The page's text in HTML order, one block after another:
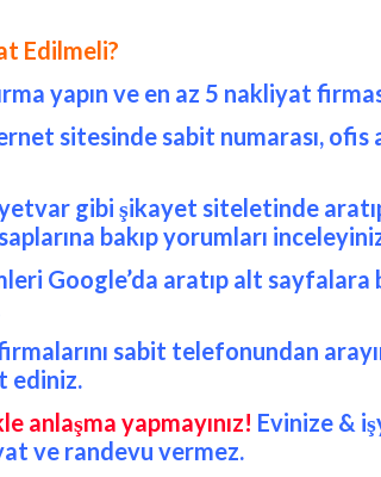
Edilmeli?
yapın ve en az 5 nakliyat
sitesinde sabit numarası,
gibi şikayet siteletinde
bakıp yorumları
Google’da aratıp alt sayfalara
sabit telefonundan
ediniz.
anlaşma yapmayınız! Evinize &
ve randevu vermez.